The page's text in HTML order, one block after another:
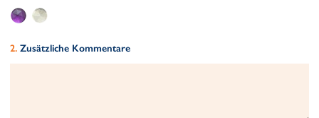
Zusätzliche Kommentare